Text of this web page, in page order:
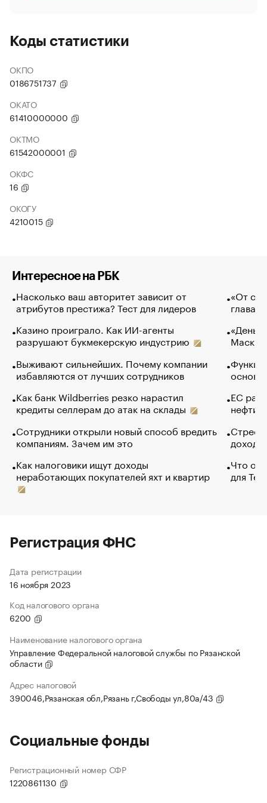
Коды статистики
ОКПО
0186751737
ОКАТО
61410000000
ОКТМО
61542000001
ОКФС
16
ОКОГУ
4210015
Интересное на РБК
Насколько ваш авторитет зависит от
атрибутов престижа? Тест для лидеров
Казино проиграло. Как ИИ-агенты
разрушают букмекерскую индустрию
Выживают сильнейших. Почему компании
избавляются от лучших сотрудников
Как банк Wildberries резко нарастил
кредиты селлерам до атак на склады
Сотрудники открыли новый способ вредить
компаниям. Зачем им это
Как налоговики ищут доходы
неработающих покупателей яхт и квартир
«От
глава
Маск в
основ
ЕС
нефти
Что
для
Регистрация ФНС
Дата регистрации
16 ноября 2023
Код налогового органа
6200
Наименование налогового органа
Управление Федеральной налоговой службы по Рязанской
области
Адрес налоговой
390046,Рязанская обл,Рязань г,Свободы ул,80а/43
Социальные фонды
Регистрационный номер СФР
1220861130